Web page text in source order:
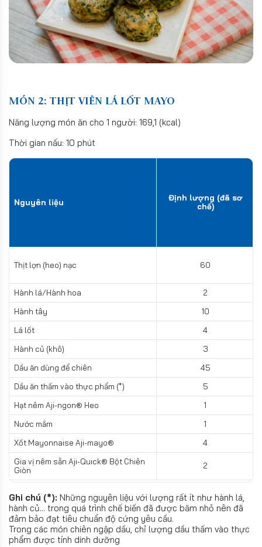
MÓN 2: THỊT VIÊN LÁ LỐT MAYO
Năng lượng món ăn cho 1 người: 169,1 (kcal)
Thời gian nấu: 10 phút
Nguyên liệu
Định lượng (đã sơ
chế)
Thịt lợn (heo) nạc 60
Hành lá/Hành hoa
2
Hành tây
10
Lá lốt
4
Hành củ (khô)
3
Dầu ăn dùng để chiên
45
Dầu ăn thấm vào thực phẩm (*)
5
Hạt nêm Aji-ngon® Heo
1
Nước mắm
1
Xốt Mayonnaise Aji-mayo®
4
Gia vị nêm sẵn Aji-Quick® Bột Chiên
Giòn
2
Ghi chú (*): Những nguyên liệu với lượng rất ít như hành lá,
hành củ... trong quá trình chế biến đã được băm nhỏ nên đã
đảm bảo đạt tiêu chuẩn độ cứng yêu cầu.
Trong các món chiên ngập dầu, chỉ lượng dầu thấm vào thực
phẩm được tính dinh dưỡng